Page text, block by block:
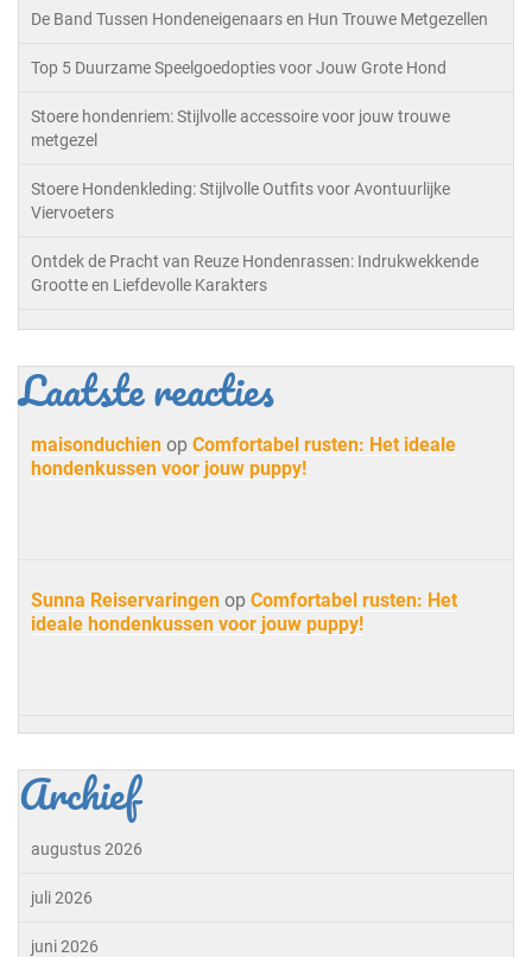
De Band Tussen Hondeneigenaars en Hun Trouwe Metgezellen
Top 5 Duurzame Speelgoedopties voor Jouw Grote Hond
Stoere hondenriem: Stijlvolle accessoire voor jouw trouwe
metgezel
Stoere Hondenkleding: Stijlvolle Outfits voor Avontuurlijke
Viervoeters
Ontdek de Pracht van Reuze Hondenrassen: Indrukwekkende
Grootte en Liefdevolle Karakters
Laatste reacties
maisonduchien op Comfortabel rusten: Het ideale
hondenkussen voor jouw puppy!
Sunna Reiservaringen op Comfortabel rusten: Het
ideale hondenkussen voor jouw puppy!
Archief
augustus 2026
juli 2026
juni 2026